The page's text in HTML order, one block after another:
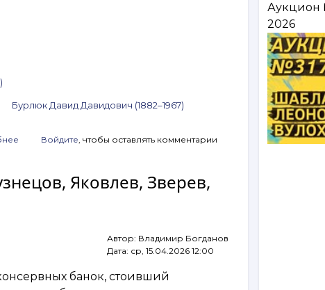
Бурлюк Давид Давидович (1882–1967)
№ 314.
29 апреля —
Войдите , чтобы оставлять комментарии
Яковлев, Зверев,
Автор: Владимир Богданов
Дата: ср, 15.04.2026 12:00
банок, стоивший
Аукцион
2026